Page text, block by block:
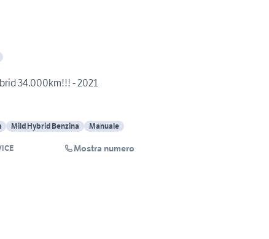
34.000km!!! - 2021
Mild Hybrid Benzina
Manuale
Mostra numero